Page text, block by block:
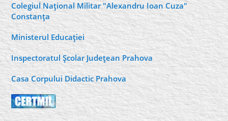
Colegiul Naţional Militar "Alexandru Ioan Cuza"
Constanţa
Ministerul Educaţiei
Inspectoratul Şcolar Judeţean Prahova
Casa Corpului Didactic Prahova